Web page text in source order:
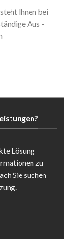
Ihnen bei
Aus –
Lösung
zu
Sie suchen